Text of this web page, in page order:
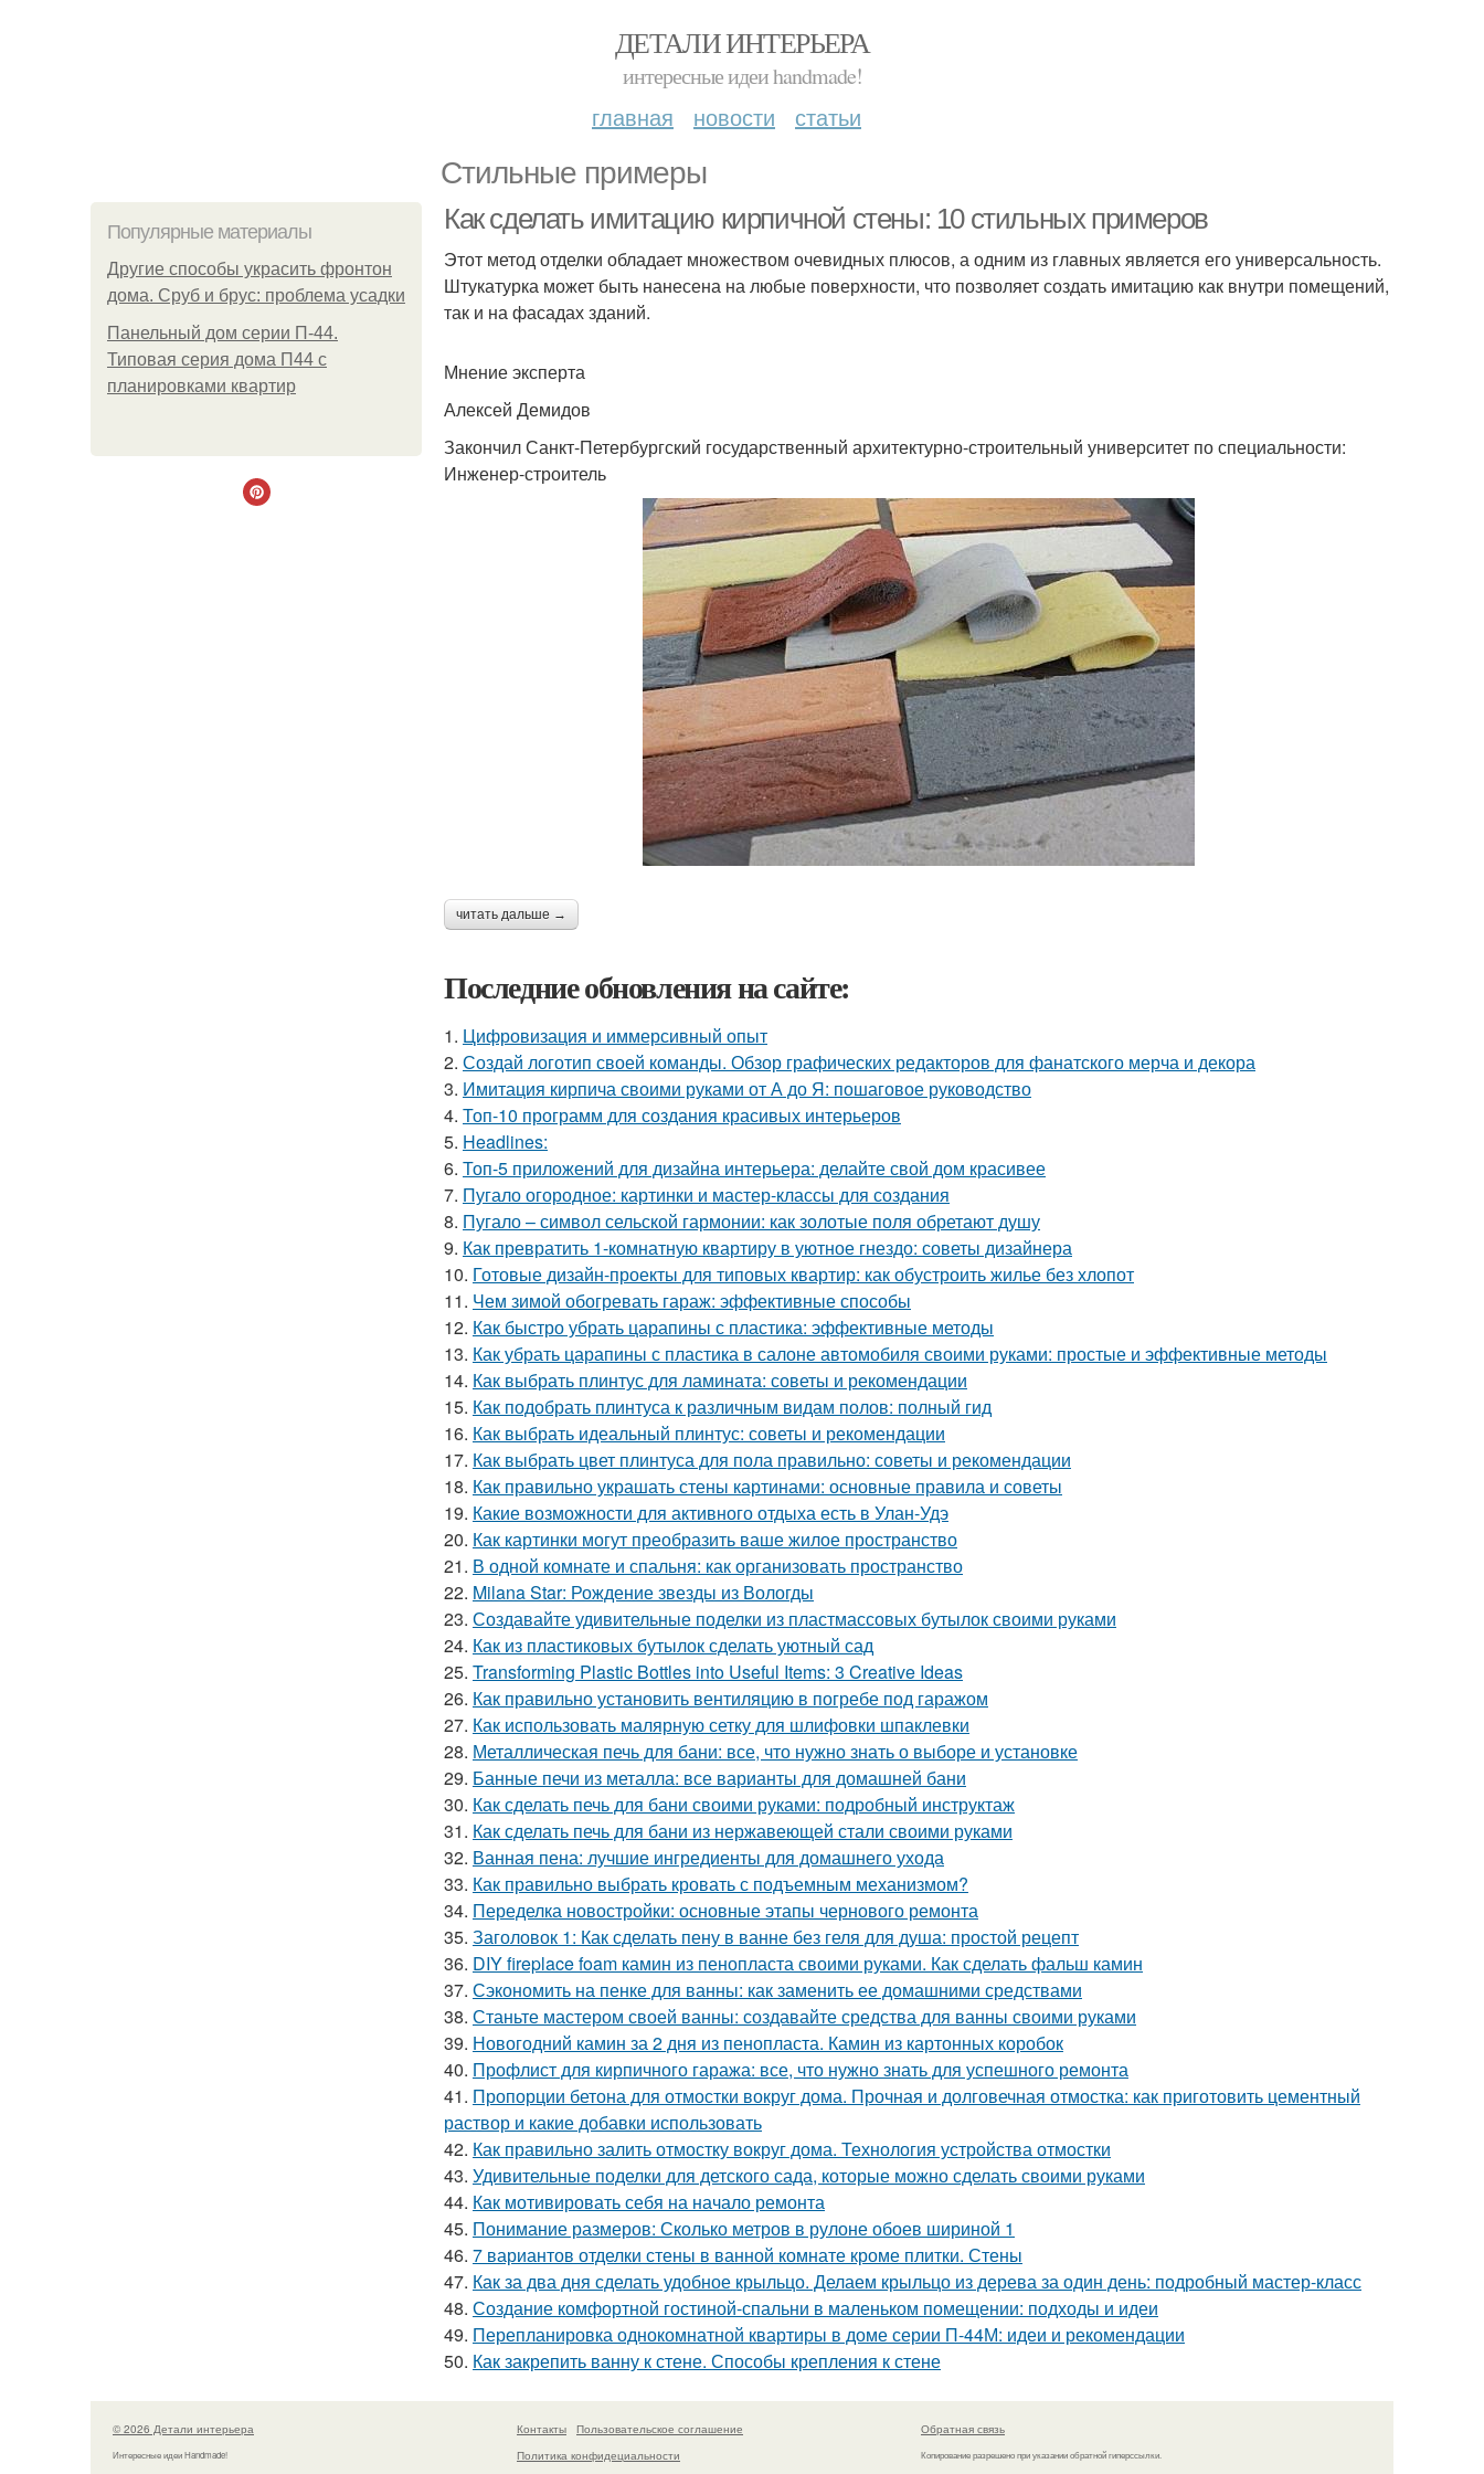
ДЕТАЛИ ИНТЕРЬЕРА
интересные идеи handmade!
главная новости статьи
Стильные примеры
Популярные материалы
Другие способы украсить фронтон
дома. Сруб и брус: проблема усадки
Панельный дом серии П-44.
Типовая серия дома П44 с
планировками квартир
Как сделать имитацию кирпичной стены: 10 стильных примеров
Этот метод отделки обладает множеством очевидных плюсов, а одним из главных является его универсальность.
Штукатурка может быть нанесена на любые поверхности, что позволяет создать имитацию как внутри помещений,
так и на фасадах зданий.
Мнение эксперта
Алексей Демидов
Закончил Санкт-Петербургский государственный архитектурно-строительный университет по специальности:
Инженер-строитель
читать дальше →
Последние обновления на сайте:
1. Цифровизация и иммерсивный опыт
2. Создай логотип своей команды. Обзор графических редакторов для фанатского мерча и декора
3. Имитация кирпича своими руками от А до Я: пошаговое руководство
4. Топ-10 программ для создания красивых интерьеров
5. Headlines:
6. Топ-5 приложений для дизайна интерьера: делайте свой дом красивее
7. Пугало огородное: картинки и мастер-классы для создания
8. Пугало – символ сельской гармонии: как золотые поля обретают душу
9. Как превратить 1-комнатную квартиру в уютное гнездо: советы дизайнера
10. Готовые дизайн-проекты для типовых квартир: как обустроить жилье без хлопот
11. Чем зимой обогревать гараж: эффективные способы
12. Как быстро убрать царапины с пластика: эффективные методы
13. Как убрать царапины с пластика в салоне автомобиля своими руками: простые и эффективные методы
14. Как выбрать плинтус для ламината: советы и рекомендации
15. Как подобрать плинтуса к различным видам полов: полный гид
16. Как выбрать идеальный плинтус: советы и рекомендации
17. Как выбрать цвет плинтуса для пола правильно: советы и рекомендации
18. Как правильно украшать стены картинами: основные правила и советы
19. Какие возможности для активного отдыха есть в Улан-Удэ
20. Как картинки могут преобразить ваше жилое пространство
21. В одной комнате и спальня: как организовать пространство
22. Milana Star: Рождение звезды из Вологды
23. Создавайте удивительные поделки из пластмассовых бутылок своими руками
24. Как из пластиковых бутылок сделать уютный сад
25. Transforming Plastic Bottles into Useful Items: 3 Creative Ideas
26. Как правильно установить вентиляцию в погребе под гаражом
27. Как использовать малярную сетку для шлифовки шпаклевки
28. Металлическая печь для бани: все, что нужно знать о выборе и установке
29. Банные печи из металла: все варианты для домашней бани
30. Как сделать печь для бани своими руками: подробный инструктаж
31. Как сделать печь для бани из нержавеющей стали своими руками
32. Ванная пена: лучшие ингредиенты для домашнего ухода
33. Как правильно выбрать кровать с подъемным механизмом?
34. Переделка новостройки: основные этапы чернового ремонта
35. Заголовок 1: Как сделать пену в ванне без геля для душа: простой рецепт
36. DIY fireplace foam камин из пенопласта своими руками. Как сделать фальш камин
37. Сэкономить на пенке для ванны: как заменить ее домашними средствами
38. Станьте мастером своей ванны: создавайте средства для ванны своими руками
39. Новогодний камин за 2 дня из пенопласта. Камин из картонных коробок
40. Профлист для кирпичного гаража: все, что нужно знать для успешного ремонта
41. Пропорции бетона для отмостки вокруг дома. Прочная и долговечная отмостка: как приготовить цементный
раствор и какие добавки использовать
42. Как правильно залить отмостку вокруг дома. Технология устройства отмостки
43. Удивительные поделки для детского сада, которые можно сделать своими руками
44. Как мотивировать себя на начало ремонта
45. Понимание размеров: Сколько метров в рулоне обоев шириной 1
46. 7 вариантов отделки стены в ванной комнате кроме плитки. Стены
47. Как за два дня сделать удобное крыльцо. Делаем крыльцо из дерева за один день: подробный мастер-класс
48. Создание комфортной гостиной-спальни в маленьком помещении: подходы и идеи
49. Перепланировка однокомнатной квартиры в доме серии П-44М: идеи и рекомендации
50. Как закрепить ванну к стене. Способы крепления к стене
© 2026 Детали интерьера
Интересные идеи Handmade!
Контакты
Пользовательское соглашение
Политика конфидециальности
Обратная связь
Копирование разрешено при указании обратной гиперссылки.